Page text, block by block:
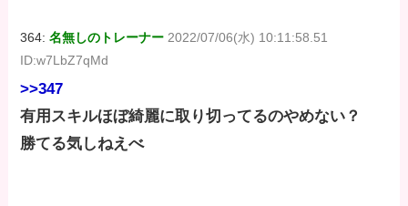
364:名無しのトレーナー 2022/07/06(水) 10:11:58.51
ID:w7LbZ7qMd
>>347
有用スキルほぼ綺麗に取り切ってるのやめない？
勝てる気しねえべ